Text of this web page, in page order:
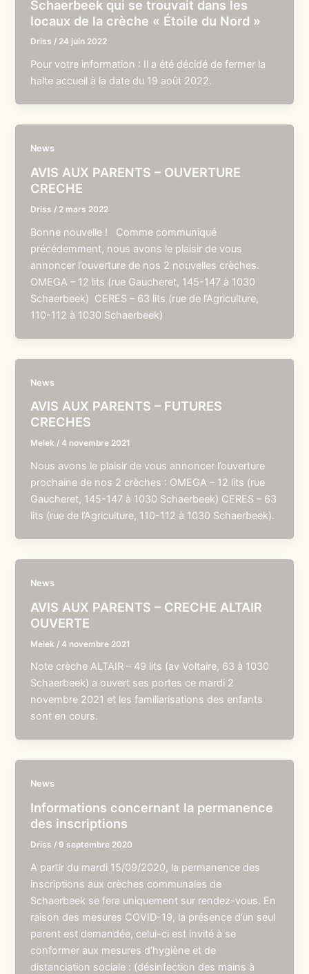
Schaerbeek qui se trouvait dans les
locaux de la crèche « Étoile du Nord »
Driss / 24 juin 2022
Pour votre information : Il a été décidé de fermer la
halte accueil à la date du 19 août 2022.
News
AVIS AUX PARENTS – OUVERTURE
CRECHE
Driss / 2 mars 2022
Bonne nouvelle ! Comme communiqué
précédemment, nous avons le plaisir de vous
annoncer l’ouverture de nos 2 nouvelles crèches.
OMEGA – 12 lits (rue Gaucheret, 145-147 à 1030
Schaerbeek) CERES – 63 lits (rue de l’Agriculture,
110-112 à 1030 Schaerbeek)
News
AVIS AUX PARENTS – FUTURES
CRECHES
Melek /4 novembre 2021
Nous avons le plaisir de vous annoncer l’ouverture
prochaine de nos 2 crèches : OMEGA – 12 lits (rue
Gaucheret, 145-147 à 1030 Schaerbeek) CERES – 63
lits (rue de l’Agriculture, 110-112 à 1030 Schaerbeek).
News
AVIS AUX PARENTS – CRECHE ALTAIR
OUVERTE
Melek /4 novembre 2021
Note crèche ALTAIR – 49 lits (av Voltaire, 63 à 1030
Schaerbeek) a ouvert ses portes ce mardi 2
novembre 2021 et les familiarisations des enfants
sont en cours.
News
Informations concernant la permanence
des inscriptions
Driss / 9 septembre 2020
A partir du mardi 15/09/2020, la permanence des
inscriptions aux crèches communales de
Schaerbeek se fera uniquement sur rendez-vous. En
raison des mesures COVID-19, la présence d’un seul
parent est demandée, celui-ci est invité à se
conformer aux mesures d’hygiène et de
distanciation sociale : (désinfection des mains à